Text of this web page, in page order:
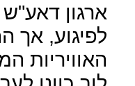
ארגון
לפיגוע, אך
האוויריות